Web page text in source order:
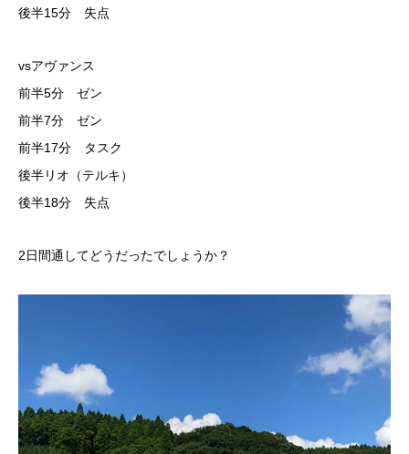
後半15分 失点
vsアヴァンス
前半5分 ゼン
前半7分 ゼン
前半17分 タスク
後半リオ（テルキ）
後半18分 失点
2日間通してどうだったでしょうか？